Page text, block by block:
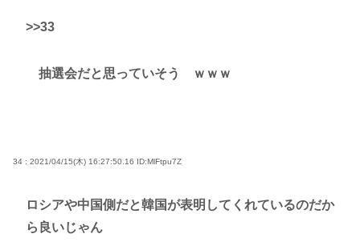
>>33
抽選会だと思っていそう ｗｗｗ
34 : 2021/04/15(木) 16:27:50.16 ID:MlFtpu7Z
ロシアや中国側だと韓国が表明してくれているのだか
ら良いじゃん